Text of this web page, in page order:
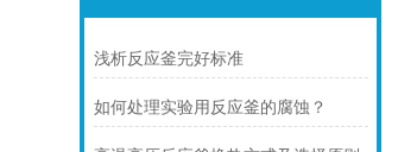
浅析反应釜完好标准
如何处理实验用反应釜的腐蚀？